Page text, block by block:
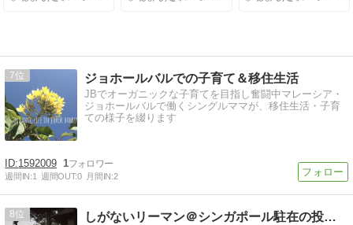
7 ジョホールバルでの子育て＆移住生活
JBでオーガニックな子育てを目指し奮闘中マレーシア・
ジョホールバルで働くシングルママが、移住生活・子育
ての様子を綴ります
1592009 1
週間IN:1 週間OUT:0 月間IN:2
8 しがないリーマン＠シンガポール駐在の投資ブログ